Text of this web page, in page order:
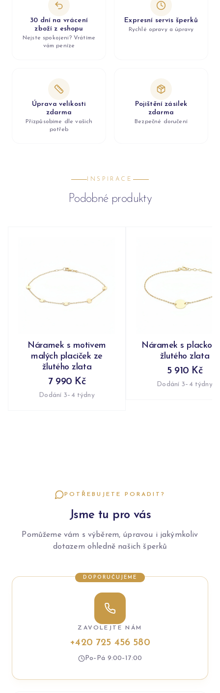
30 dní na vrácení
zboží z eshopu
Nejste spokojeni? Vrátíme
vám peníze
Expresní servis šperků
Rychlé opravy a úpravy
Úprava velikosti
zdarma
Přizpůsobíme dle vašich
potřeb
Pojištění zásilek
zdarma
Bezpečné doručení
INSPIRACE
Podobné produkty
Náramek s motivem
malých placiček ze
žlutého zlata
7 990 Kč
Dodání 3–4 týdny
Náramek s plackou
žlutého zlata
5 910 Kč
Dodání 3–4 týdny
POTŘEBUJETE PORADIT?
Jsme tu pro vás
Pomůžeme vám s výběrem, úpravou i jakýmkoliv
dotazem ohledně našich šperků
DOPORUČUJEME
ZAVOLEJTE NÁM
+420 725 456 580
Po–Pá 9:00–17:00